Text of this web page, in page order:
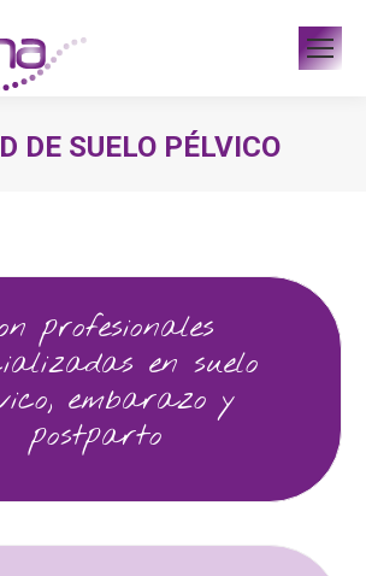
DE SUELO PÉLVICO
profesionales
en suelo
embarazo y
postparto